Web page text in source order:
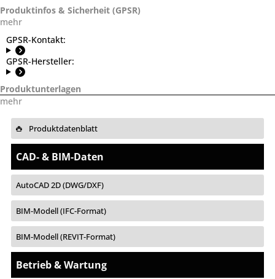
Produktinfos & Sicherheit (GPSR)
mehr
GPSR-Kontakt:
GPSR-Hersteller:
Produktunterlagen
mehr
Produktdatenblatt
CAD- & BIM-Daten
AutoCAD 2D (DWG/DXF)
BIM-Modell (IFC-Format)
BIM-Modell (REVIT-Format)
Betrieb & Wartung